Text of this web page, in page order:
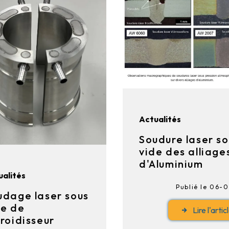
laser sous
de
Actualités
Soudure laser
vide des
d'Aluminium
Publié le 06-
Lire